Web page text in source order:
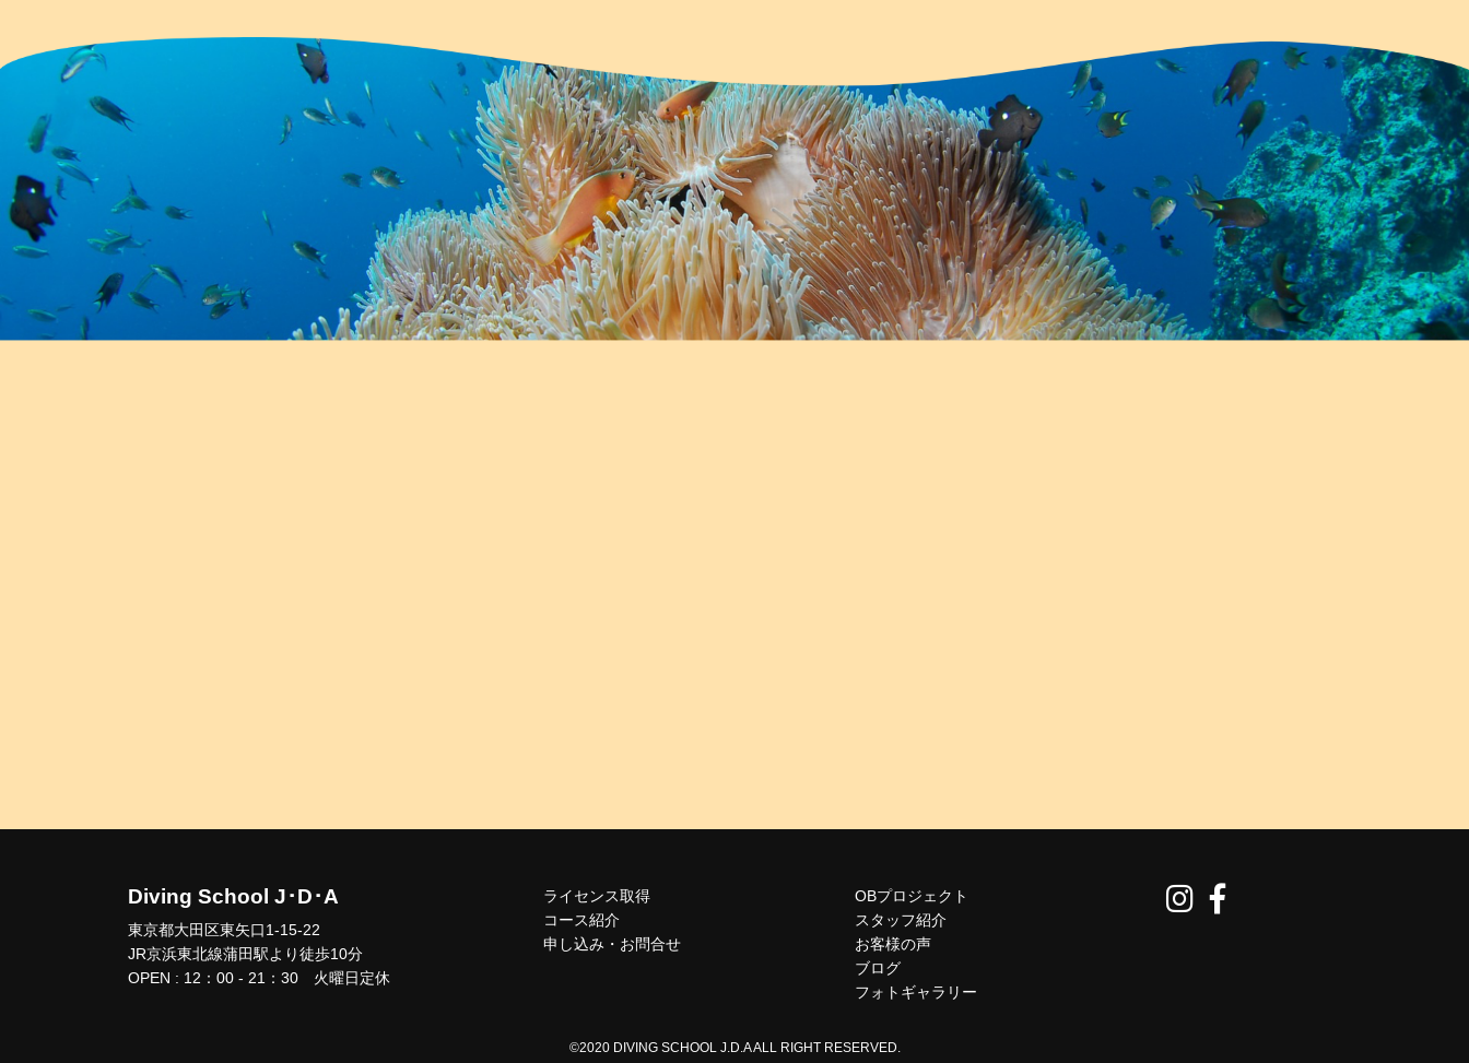
Diving School J･D･A
東京都大田区東矢口1-15-22
JR京浜東北線蒲田駅より徒歩10分
OPEN : 12：00 - 21：30 火曜日定休
ライセンス取得
コース紹介
申し込み・お問合せ
OBプロジェクト
スタッフ紹介
お客様の声
ブログ
フォトギャラリー
©2020 DIVING SCHOOL J.D.A ALL RIGHT RESERVED.